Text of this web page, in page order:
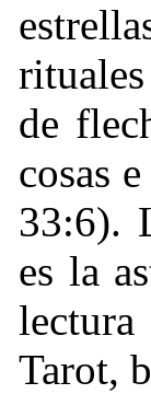
de
cosas
33:6).
es la
Tarot,